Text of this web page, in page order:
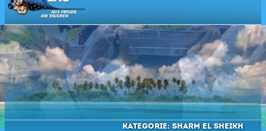
FLORIDA
Newsletter
Kategorie: Sharm el Sheikh